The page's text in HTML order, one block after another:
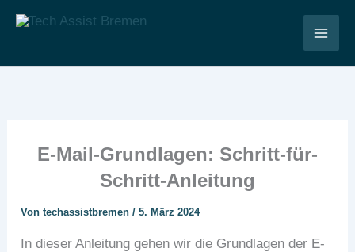
Inhalt
E-Mail-Grundlagen: Schritt-für-
Schritt-Anleitung
Vontechassistbremen/5. März 2024
In dieser Anleitung gehen wir die Grundlagen der E-